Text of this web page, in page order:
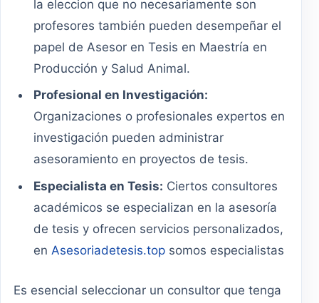
la eleccion que no necesariamente son
profesores también pueden desempeñar el
papel de Asesor en Tesis en Maestría en
Producción y Salud Animal.
Profesional en Investigación:
Organizaciones o profesionales expertos en
investigación pueden administrar
asesoramiento en proyectos de tesis.
Especialista en Tesis: Ciertos consultores
académicos se especializan en la asesoría
de tesis y ofrecen servicios personalizados,
enAsesoriadetesis.top somos especialistas
Es esencial seleccionar un consultor que tenga